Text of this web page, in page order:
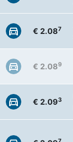
€ 2.087
€ 2.089
€ 2.093